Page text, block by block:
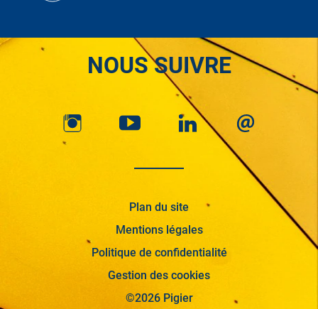
NOUS SUIVRE
Plan du site
Mentions légales
Politique de confidentialité
Gestion des cookies
©2026 Pigier